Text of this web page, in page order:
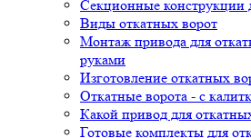
Секционные конструкции
Виды откатных ворот
Монтаж привода для
руками
Изготовление откатных
Откатные ворота - с
Какой привод для
Готовые комплекты для